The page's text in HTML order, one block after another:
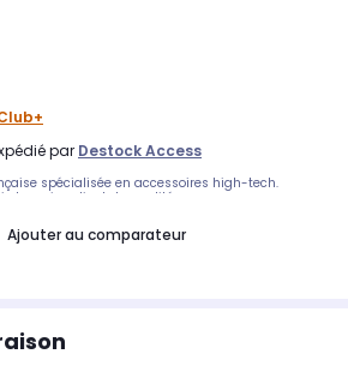
par Destock Access
spécialisée en accessoires high-tech.
et service client de qualité.
Ajouter au comparateur